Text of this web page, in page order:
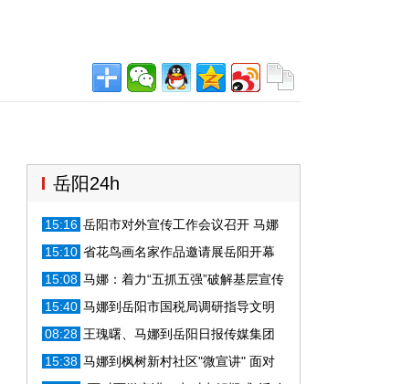
岳阳24h
15:16 岳阳市对外宣传工作会议召开 马娜
出席
15:10 省花鸟画名家作品邀请展岳阳开幕
马娜等出席
15:08 马娜：着力“五抓五强”破解基层宣传
思想文化工作难题
15:40 马娜到岳阳市国税局调研指导文明
创建工作
08:28 王瑰曙、马娜到岳阳日报传媒集团
调研
15:38 马娜到枫树新村社区"微宣讲" 面对